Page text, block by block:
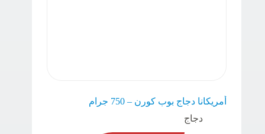
أمريكانا دجاج بوب كورن – 750 جرام
دجاج